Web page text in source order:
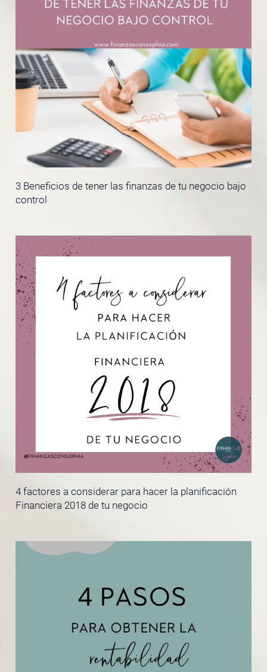
3 Beneficios de tener las finanzas de tu negocio bajo
control
4 factores a considerar para hacer la planificación
Financiera 2018 de tu negocio